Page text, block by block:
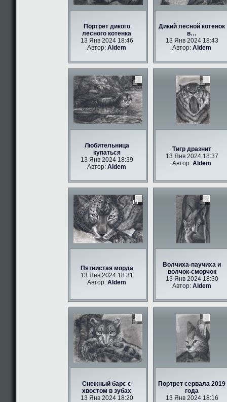
Портрет дикого
лесного котенка
13 Янв 2024 18:46
Автор:Aldem
Дикий лесной котенок
в…
13 Янв 2024 18:43
Автор:Aldem
Любительница
купаться
13 Янв 2024 18:39
Автор:Aldem
Тигр дразнит
13 Янв 2024 18:37
Автор:Aldem
Пятнистая морда
13 Янв 2024 18:31
Автор:Aldem
Волчиха-паучиха и
волчок-сморчок
13 Янв 2024 18:30
Автор:Aldem
Снежный барс с
хвостом в зубах
13 Янв 2024 18:20
Портрет сервала 2019
года
13 Янв 2024 18:16